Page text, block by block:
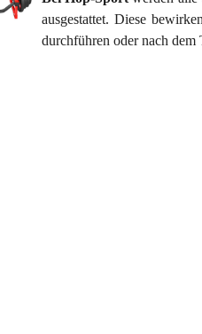
ausgestattet. Diese
durchführen oder nach dem